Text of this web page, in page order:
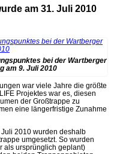
am 31. Juli 2010
bei der Wartberger
am 9. Juli 2010
war viele Jahre die größte
Projektes war es, diesen
der Großtrappe zu
eine längerfristige Zunahme
Juli 2010 wurden deshalb
umgesetzt. So wurden
als ursprünglich geplant)